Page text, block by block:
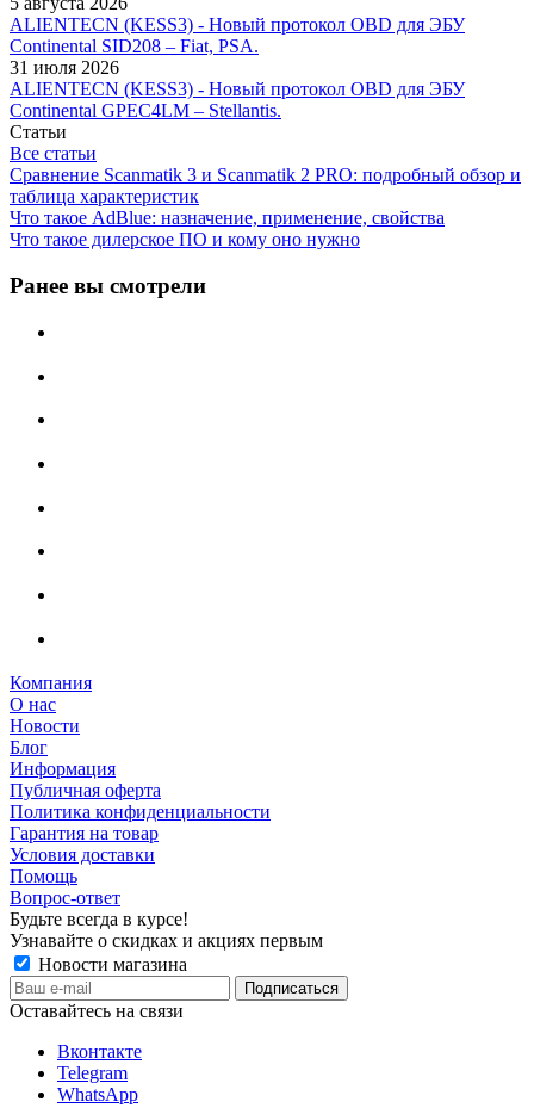
ALIENTECN (KESS3) - Новый протокол OBD для ЭБУ
Continental SID208 – Fiat, PSA.
31 июля 2026
ALIENTECN (KESS3) - Новый протокол OBD для ЭБУ
Continental GPEC4LM – Stellantis.
Статьи
Все статьи
Сравнение Scanmatik 3 и Scanmatik 2 PRO: подробный обзор и
таблица характеристик
Что такое AdBlue: назначение, применение, свойства
Что такое дилерское ПО и кому оно нужно
Ранее вы смотрели
Компания
О нас
Новости
Блог
Информация
Публичная оферта
Политика конфиденциальности
Гарантия на товар
Условия доставки
Помощь
Вопрос-ответ
Будьте всегда в курсе!
Узнавайте о скидках и акциях первым
Новости магазина
Оставайтесь на связи
Вконтакте
Telegram
WhatsApp